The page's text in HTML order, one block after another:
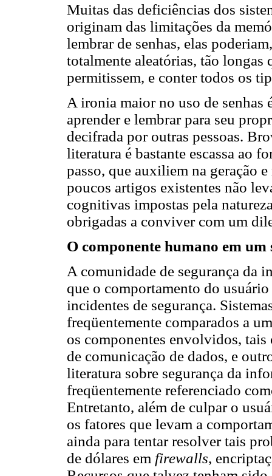
Muitas das deficiências dos
originam das limitações da
lembrar de senhas, elas
totalmente aleatórias, tão longas
permitissem, e conter todos os
A ironia maior no uso de senhas
aprender e lembrar para seu
decifrada por outras pessoas.
literatura é bastante escassa ao
passo, que auxiliem na geração
poucos artigos existentes não
cognitivas impostas pela
obrigadas a conviver com um
O componente humano em
A comunidade de segurança da
que o comportamento do
incidentes de segurança.
freqüentemente comparados a
os componentes envolvidos,
de comunicação de dados, e
literatura sobre segurança da
freqüentemente referenciado
Entretanto, além de culpar o
os fatores que levam a
ainda para tentar resolver tais
de dólares em firewalls,